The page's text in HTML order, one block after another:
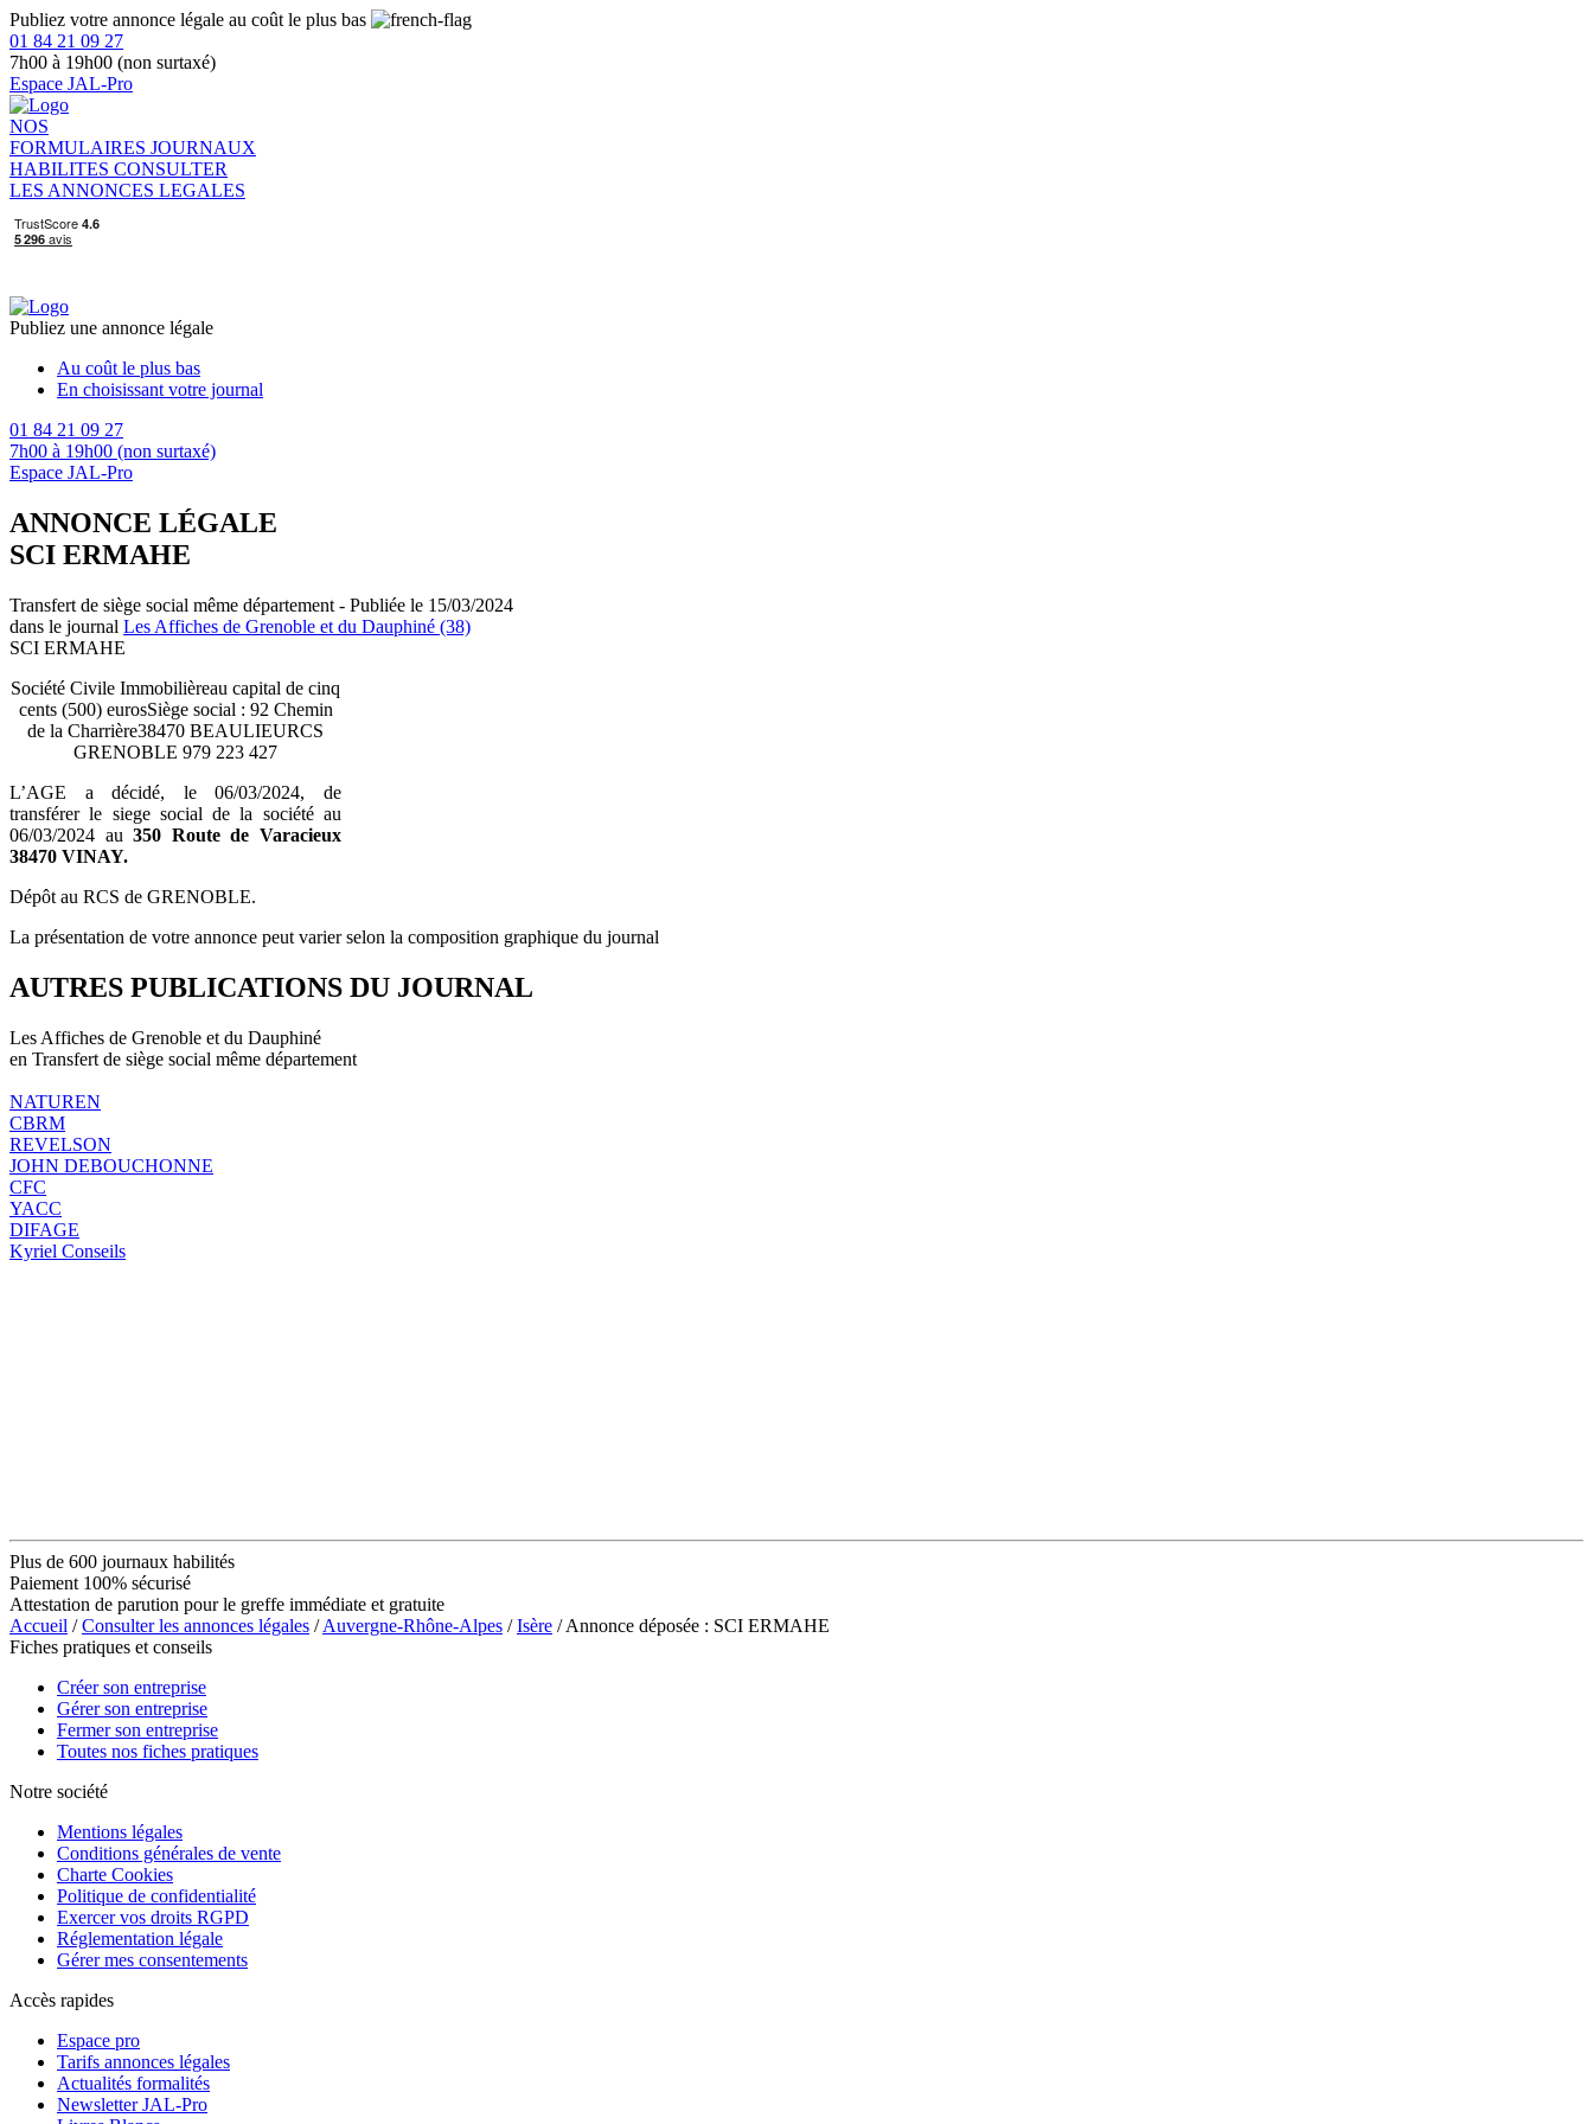
Publiez votre annonce légale au coût le plus bas
01 84 21 09 27
7h00 à 19h00 (non surtaxé)
Espace JAL-Pro
NOS
FORMULAIRES JOURNAUX
HABILITES CONSULTER
LES ANNONCES LEGALES
Publiez une annonce légale
Au coût le plus bas
En choisissant votre journal
01 84 21 09 27
7h00 à 19h00 (non surtaxé)
Espace JAL-Pro
ANNONCE LÉGALE
SCI ERMAHE
Transfert de siège social même département - Publiée le 15/03/2024
dans le journal Les Affiches de Grenoble et du Dauphiné (38)
SCI ERMAHE
Société Civile Immobilièreau capital de cinq
cents (500) eurosSiège social : 92 Chemin
de la Charrière38470 BEAULIEURCS
GRENOBLE 979 223 427
L’AGE a décidé, le 06/03/2024, de
transférer le siege social de la société au
06/03/2024 au350 Route de Varacieux
38470 VINAY.
Dépôt au RCS de GRENOBLE.
La présentation de votre annonce peut varier selon la composition graphique du journal
AUTRES PUBLICATIONS DU JOURNAL
Les Affiches de Grenoble et du Dauphiné
en Transfert de siège social même département
NATUREN
CBRM
REVELSON
JOHN DEBOUCHONNE
CFC
YACC
DIFAGE
Kyriel Conseils
Plus de 600 journaux habilités
Paiement 100% sécurisé
Attestation de parution pour le greffe immédiate et gratuite
Accueil /Consulter les annonces légales /Auvergne-Rhône-Alpes /Isère / Annonce déposée : SCI ERMAHE
Fiches pratiques et conseils
Créer son entreprise
Gérer son entreprise
Fermer son entreprise
Toutes nos fiches pratiques
Notre société
Mentions légales
Conditions générales de vente
Charte Cookies
Politique de confidentialité
Exercer vos droits RGPD
Réglementation légale
Gérer mes consentements
Accès rapides
Espace pro
Tarifs annonces légales
Actualités formalités
Newsletter JAL-Pro